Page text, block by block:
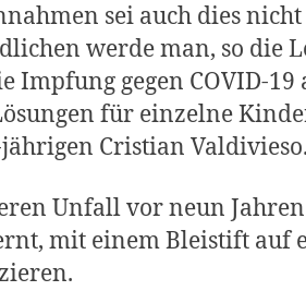
sei auch dies
werde man, so die
Impfung gegen COVID-
für einzelne
Cristian Valdivieso.
Unfall vor neun
mit einem Bleistift auf